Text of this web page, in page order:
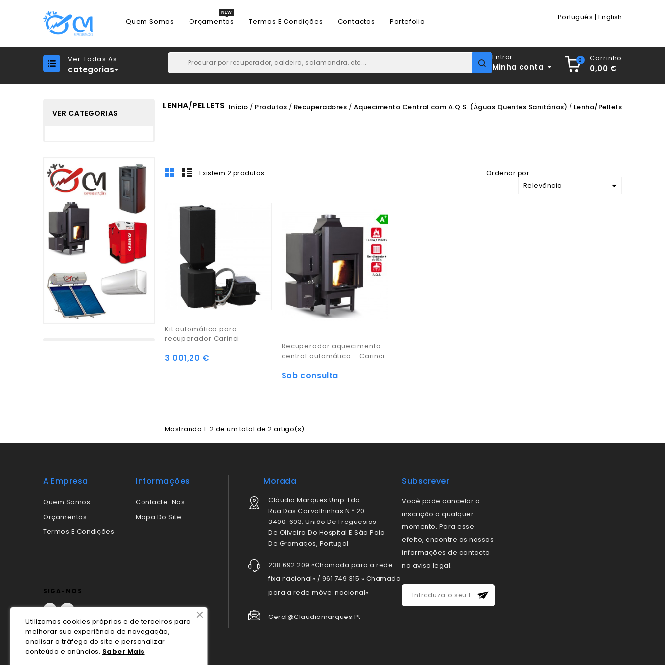
Português | English
Quem Somos Orçamentos Termos E Condições Contactos Portefolio
Ver Todas As
categorias
0 Carrinho
0,00 €
Entrar
Minha conta
VER CATEGORIAS
LENHA/PELLETS Início Produtos Recuperadores Aquecimento Central com A.Q.S. (Águas Quentes Sanitárias) Lenha/Pellets
Existem 2 produtos.
Ordenar por:
Relevância

Kit automático para
recuperador Carinci
3 001,20 €
Recuperador aquecimento
central automático - Carinci
Sob consulta
Mostrando 1-2 de um total de 2 artigo(s)
A Empresa
Quem Somos
Orçamentos
Termos E Condições
Informações
Contacte-Nos
Mapa Do Site
Morada
Cláudio Marques Unip. Lda.
Rua Das Carvalhinhas N.º 20
3400-693, União De Freguesias
De Oliveira Do Hospital E São Paio
De Gramaços, Portugal
238 692 209 «Chamada para a rede
fixa nacional» / 961 749 315 « Chamada
para a rede móvel nacional»
Geral@claudiomarques.pt
Subscrever
Você pode cancelar a
inscrição a qualquer
momento. Para esse
efeito, encontre as nossas
informações de contacto
no aviso legal.
SIGA-NOS
Facebook
LinkedIn
Utilizamos cookies próprios e de terceiros para
melhorar sua experiência de navegação,
analisar o tráfego do site e personalizar
conteúdo e anúncios. Saber Mais